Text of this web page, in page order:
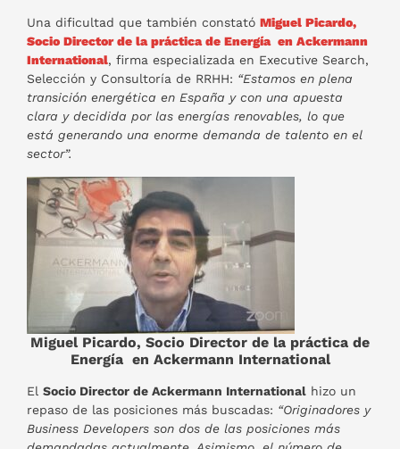
Una dificultad que también constató Miguel Picardo,
Socio Director de la práctica de Energía en Ackermann
International, firma especializada en Executive Search,
Selección y Consultoría de RRHH: “Estamos en plena
transición energética en España y con una apuesta
clara y decidida por las energías renovables, lo que
está generando una enorme demanda de talento en el
sector”.
Miguel Picardo, Socio Director de la práctica de
Energía en Ackermann International
El Socio Director de Ackermann International hizo un
repaso de las posiciones más buscadas: “Originadores y
Business Developers son dos de las posiciones más